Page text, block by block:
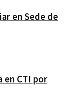
en Sede de
CTI por